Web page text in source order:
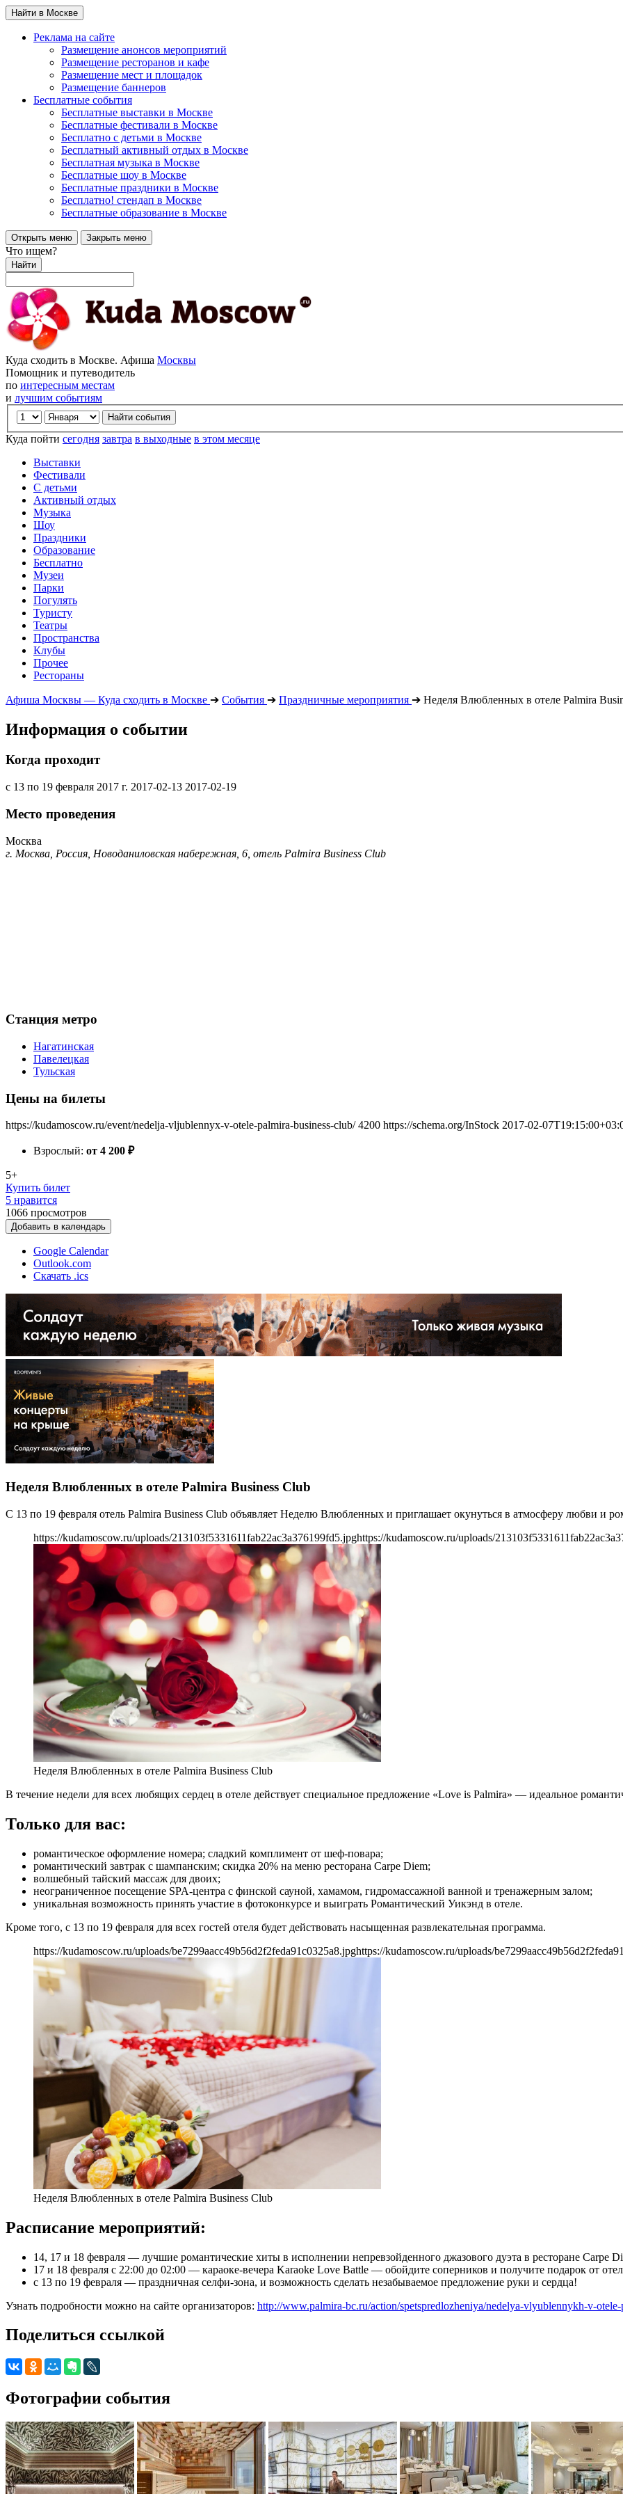
Найти в Москве
Реклама на сайте
Размещение анонсов мероприятий
Размещение ресторанов и кафе
Размещение мест и площадок
Размещение баннеров
Бесплатные события
Бесплатные выставки в Москве
Бесплатные фестивали в Москве
Бесплатно с детьми в Москве
Бесплатный активный отдых в Москве
Бесплатная музыка в Москве
Бесплатные шоу в Москве
Бесплатные праздники в Москве
Бесплатно! стендап в Москве
Бесплатные образование в Москве
Открыть меню Закрыть меню
Что ищем?
Найти
Куда сходить в Москве. Афиша Москвы
Помощник и путеводитель
по интересным местам
и лучшим событиям
Куда пойти сегодня завтра в выходные в этом месяце
Выставки
Фестивали
С детьми
Активный отдых
Музыка
Шоу
Праздники
Образование
Бесплатно
Музеи
Парки
Погулять
Туристу
Театры
Пространства
Клубы
Прочее
Рестораны
Афиша Москвы — Куда сходить в Москве ➔ События ➔ Праздничные мероприятия ➔ Неделя Влюбленных в отеле Palmira
Информация о событии
Когда проходит
с 13 по 19 февраля 2017 г. 2017-02-13 2017-02-19
Место проведения
Москва
г. Москва, Россия, Новоданиловская набережная, 6, отель Palmira Business Club
Станция метро
Нагатинская
Павелецкая
Тульская
Цены на билеты
https://kudamoscow.ru/event/nedelja-vljublennyx-v-otele-palmira-business-club/ 4200 https://schema.org/InStock 2017-02-
Взрослый: от 4 200 ₽
5+
Купить билет
5 нравится
1066 просмотров
Добавить в календарь
Google Calendar
Outlook.com
Скачать .ics
Неделя Влюбленных в отеле Palmira Business Club
С 13 по 19 февраля отель Palmira Business Club объявляет Неделю Влюбленных и приглашает окунуться в атмосферу любви и
https://kudamoscow.ru/uploads/213103f5331611fab22ac3a376199fd5.jpghttps://kudamoscow.ru/uploads/
Неделя Влюбленных в отеле Palmira Business Club
В течение недели для всех любящих сердец в отеле действует специальное предложение «Love is Palmira» — идеальное
Только для вас:
романтическое оформление номера; сладкий комплимент от шеф-повара;
романтический завтрак с шампанским; скидка 20% на меню ресторана Carpe Diem;
волшебный тайский массаж для двоих;
неограниченное посещение SPA-центра с финской сауной, хамамом, гидромассажной ванной и тренажерным залом;
уникальная возможность принять участие в фотоконкурсе и выиграть Романтический Уикэнд в отеле.
Кроме того, с 13 по 19 февраля для всех гостей отеля будет действовать насыщенная развлекательная программа.
https://kudamoscow.ru/uploads/be7299aacc49b56d2f2feda91c0325a8.jpghttps://kudamoscow.ru/uploads/
Неделя Влюбленных в отеле Palmira Business Club
Расписание мероприятий:
14, 17 и 18 февраля — лучшие романтические хиты в исполнении непревзойденного джазового дуэта в ресторане Carpe
17 и 18 февраля с 22:00 до 02:00 — караоке-вечера Karaoke Love Battle — обойдите соперников и получите подарок от
с 13 по 19 февраля — праздничная селфи-зона, и возможность сделать незабываемое предложение руки и сердца!
Узнать подробности можно на сайте организаторов: http://www.palmira-bc.ru/action/spetspredlozheniya/nedelya-vlyublennykh-v-
Поделиться ссылкой
Фотографии события